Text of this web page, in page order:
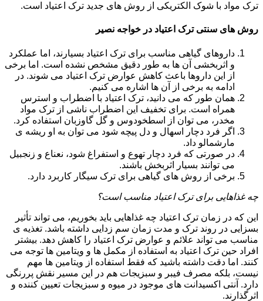
ترک مواد با شوک الکتریکی از روش های جدید ترک اعتیاد است.
روش های سنتی ترک اعتیاد در خواجه نصیر
داروهای گیاهی مناسب برای ترک اعتیاد بسیارند، اما عملکرد
و اثربخشی آن ها به طور دقیق مشخص نشده است. اما برخی
از این داروها باعث کاهش عوارض ترک اعتیاد می شوند. در
ادامه به برخی از آن ها اشاره می کنیم.
همان طور که می دانید، ترک اعتیاد با اضطراب و استرس
همراه است. برای تخفیف این اضطراب ناشی از ترک مواد
مخدر، می توان از اسطخودوس و گل گاوزبان استفاده کرد.
اگر فرد دچار اسهال و دل پیچه شود می توان به او ریشه ی
مارشمالو داد.
در صورتی که فرد دچار تهوع و استفراغ شود، نعناع و زنجبیل
می توانند بسیار اثربخش باشند.
برخی از روش های گیاهی برای ترک سیگار کاربرد دارد.
چه غذاهایی برای ترک اعتیاد مناسب است؟
این که در زمان ترک اعتیاد چه غذاهایی باید بخوریم، می تواند تأثیر
بسزایی در روند ترک و مدت زمان سم زدایی داشته باشد. تغذیه ی
مناسب می تواند علائم و عوارض ترک اعتیاد را کاهش دهد. بیشتر
افراد حین ترک اعتیاد به استفاده از مکمل ها و ویتامین ها توجه می
کنند. اما دقت داشته باشید که فقط استفاده از ویتامین ها مهم
نیست، بلکه مصرف فیبر و سبزیجات هم در این مسیر نقش پررنگی
دارد. آنتی اکسیدانت های موجود در میوه و سبزیجات تعیین کننده و
اثرگذارند.